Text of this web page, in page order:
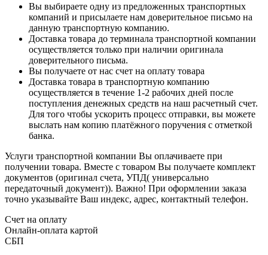
Вы выбираете одну из предложенных транспортных
компаний и присылаете нам доверительное письмо на
данную транспортную компанию.
Доставка товара до терминала транспортной компании
осуществляется только при наличии оригинала
доверительного письма.
Вы получаете от нас счет на оплату товара
Доставка товара в транспортную компанию
осуществляется в течение 1-2 рабочих дней после
поступления денежных средств на наш расчетный счет.
Для того чтобы ускорить процесс отправки, вы можете
выслать нам копию платёжного поручения с отметкой
банка.
Услуги транспортной компании Вы оплачиваете при
получении товара. Вместе с товаром Вы получаете комплект
документов (оригинал счета, УПД( универсально
передаточный документ)). Важно! При оформлении заказа
точно указывайте Ваш индекс, адрес, контактный телефон.
Счет на оплату
Онлайн-оплата картой
СБП